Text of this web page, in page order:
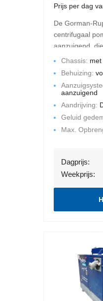
Prijs per dag
De Gorman-
centrifugaal
aanzuigend,
De maximale
per uur en de
Deze pompset
een chassis
omkasting.
Chassis:
Behuizing:
aanzuigend
Aandrijving:
Geluid
Max.
Dagprijs:
Weekprijs: